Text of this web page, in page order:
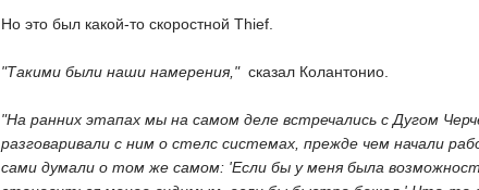
Но это был какой-то скоростной Thief.
"Такими были наши намерения," сказал Колантонио.
"На ранних этапах мы на самом деле встречались с Дугом
разговаривали с ним о стелс системах, прежде чем начали
сами думали о том же самом: 'Если бы у меня была